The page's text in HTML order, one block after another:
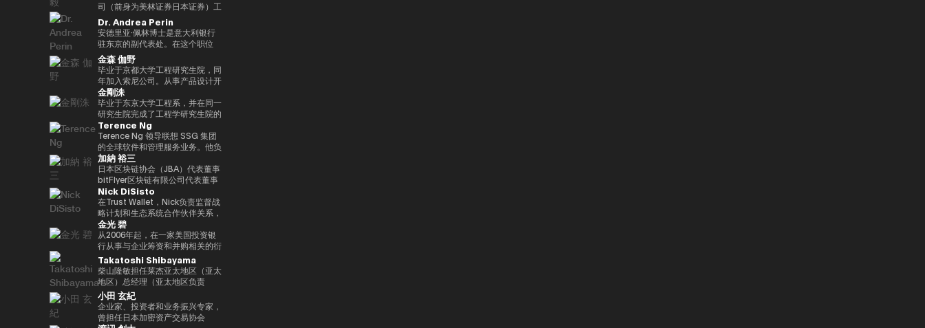
在区块链、游戏、NFT 和开放的
元宇宙中占据了领导地位。
Animoca Brands已经开发了多个
以NFT为中心的子公司和产品组，
还投资了540多家区块链相关公
司，以建立世界上最大的区块链投
资组合之一。迄今为止，Yat先生
获得了许多荣誉，并被世界经济论
坛选为 “明日全球领袖” 之一，在
DHL/SCMP大奖中被选为 “年度青
年企业家”，并被Cointelegraph
评选为 “区块链行业值得关注的
100位人物”。此外，Yat先生是一
位接受过古典音乐正规培训的音乐
家，曾担任BAFTA（英国电影电
视艺术学院）的顾问委员会成员和
亚洲青年管弦乐团的董事会成员。
如有必要，可以准备更自然、更精
致的日语版本来介绍演讲者。
名。图尔平也是2015年开发了 “比
特币四季模型（比特币的四季）”
的人，他于2024年由天马出版社
出版的《比特币超级周期》一书获
得了高度赞誉，并因准确预测
2024/11年初比特币的历史高点更
新而受到关注。在进入数字资产领
域之前，他创立了Market
Wire（现为GlobeNewsWire）。
该公司目前是阿波罗环球管理旗下
的一个业务部门，规模约为5亿美
元。此外，作为消费互联网早期营
销的先驱，他参与了数十个著名互
联网品牌的发展，首先是The
Motley Fool、America Online
Greenhouse和Earthlink的推出。
作为教育背景，她获得了纽约州立
大学布法罗分校的创意写作硕士学
位。他获得了雪城大学的两个学士
学位，自2000年以来，他还曾在
同一所大学担任著名的纽豪斯公共
传播学院的顾问委员会成员。此
外，Turpin被认为是波多黎各比特
币和加密资产社区的先驱，并于
2016年初获得了该领域的第一份
投资者优惠认证（《投资者法
令》）。
国），并为金融服务局的注册做出
了贡献。从2020/3年起，他就任
公司在日本的代表。2022/7 年，
他就任币安驻日本代表。完成了牛
津大学工商管理硕士（MBA）学
位。
合作。 FLOW TRADERS 已连续
多年获得东京证券交易所颁发的
“最佳做市商”奖项。作为一家上市
公司，FLOW TRADERS 亦积极参
与包括现货加密资产及加密资产
ETF 在内的数字资产流动性提
供，致力于连接传统金融与数字资
产行业。
关于人工智能对金融系统的影响的
国际研究。他还参与了各种国际政
策讨论机构，例如国际清算银行结
算市场基础设施委员会
（CPMI）、七国集团数字支付专
家组（2023年联席主席）、金融
稳定委员会（FSB）创新网络和
BIS/中央银行CBDC小组。在日本
银行，他还先后担任过长崎分行经
理、香港办事处经理、金融机构局
国际科科长（负责巴塞尔监管）、
国际局规划师等职务。在财务省，
他作为国际组织司的规划官负责国
际金融（FATF、FSB等）。毕业
于一桥大学法学院。我在哈佛大学
攻读了计算机科学专业 AI。
在日本的数字战略领域工作。自
2025 年 1 月起，他还担任全球产
品解决方案部，负责监督同一部门
的过渡管理。
司（前身为美林证券日本证券）工
作，在法国巴黎银行证券有限公司
担任多个职位后，他成为全球市场
管理部的首席运营官。在Web3公
司Animoca Brands Co., Ltd.成
立时担任首席运营官后，他自
2024/3年以来一直担任现任职
务。
Dr. Andrea Perin
安德里亚·佩林博士是意大利银行
驻东京的副代表处。在这个职位
上，我负责日本、韩国、台湾、澳
大利亚和新西兰的经济政策讨论和
宏观经济和金融趋势的分析。我们
还努力通过与当地金融和监管机
构、机构投资者和商界的对话，增
进对意大利经济的理解，进一步加
强两国之间的经济和金融关系。他
在中央银行、银行监管机构以及包
括欧洲中央银行（ECB）和欧洲投
资银行（EIB）在内的国际金融机
构拥有超过15年的经验，在金融
监管、治理和合规方面拥有深厚的
专业知识。我获得了罗马托尔维加
塔大学关于健全监管和监管机构制
裁权限的法学博士学位。
金森 伽野
毕业于京都大学工程研究生院，同
年加入索尼公司。从事产品设计开
发、产品策划和营销工作。之后，
我以互联网证券和经验丰富的客户
体验、CX策略推广等方式推出了
一项新的金融科技业务。于2022
年加入索尼银行，目前正在以索尼
银行DX业务规划经理的身份推广
与Web3相关的新业务规划。
金剛洙
毕业于东京大学工程系，并在同一
研究生院完成了工程学研究生院的
课程。加入花旗证券有限公司，从
事日本政府债券和利率衍生品的交
易业务。之后，他加入了松尾实验
室株式会社，一直负责机器学习项
目的规划、PoC 和开发。他于
2022年就任公司董事，还成立了
一个专门研究生成式人工智能的新
风险投资基金。
Terence Ng
Terence Ng 领导联想 SSG 集团
的全球软件和管理服务业务。他负
责推动战略性微软云解决方案提供
商 (CSP) 计划，并与微软合作推
进整体相关服务解决方案。他在安
全、软件、云和人工智能生态系统
领域领导全球市场的重要战略合作
伙伴关系和销售。 自2011年加入
联想以来，Terence Ng领导了联
想与安全、娱乐、电子商务和金融
科技等领域的领先互联网公司的全
球合作伙伴关系。它还促进了
AR/VR的战略合作伙伴关系。
Terence Ng 在索尼电子、惠普、
Navteq 公司和诺基亚等领先科技
品牌的营销、产品开发和业务开发
方面拥有 20 多年的经验。他在技
术行业的领先业务战略方面有着良
加納 裕三
日本区块链协会（JBA）代表董事
bitFlyer区块链有限公司代表董事
高盛证券有限公司等，他在
2014/1年共同创立了bitFlyer有限
公司。 自bitFlyer成立以来，它一
直在努力就国内法律的修订提出建
议，制定自我监管规则等，并先后
担任加密资产（虚拟货币）交易公
司bitFlyer USA, Inc.的首席执行官
和bitFlyer EUROPE S.A.的董事
长，从全球角度为加密资产（虚拟
货币）交易所行业的发展做出了贡
献。目前，除了担任成立于
2019/5年的bitFlyer区块链有限公
司的代表董事外，他还担任日本区
Nick DiSisto
在Trust Wallet，Nick负责监督战
略计划和生态系统合作伙伴关系，
这些举措和生态系统合作伙伴关系
对该平台的增长和用户体验至关重
要。 他的努力涵盖了广泛的重要
领域，例如DeFi合作伙伴关系、
法定货币开/关通道、MEV（最大
提取价值）措施和核心基础设施合
作伙伴关系，旨在为全球数百万用
户提供更易于使用、安全和可扩展
的加密资产。Nick 正在用户体验
和区块链技术的交叉点推动创新，
金光 碧
从2006年起，在一家美国投资银
行从事与企业筹资和并购相关的衍
生结构设计工作达10年。2016年
加入bitFlyer有限公司后，他曾担
任首席财务官和公关，负责与金融
监管相关的系统开发。自2022年
以来，他一直负责新业务，目前是
集团首席采购官。从2025年起担
任Custodiem有限公司的董事，
Takatoshi Shibayama
柴山隆敏担任莱杰亚太地区（亚太
地区）总经理（亚太地区负责
人）。它监督为Web3行业和机构
投资者提供数字资产安全解决方案
的情况。到目前为止，他作为分析
师和投资者一直活跃在企业振兴和
小田 玄紀
企业家、投资者和业务振兴专家，
曾担任日本加密资产交易协会